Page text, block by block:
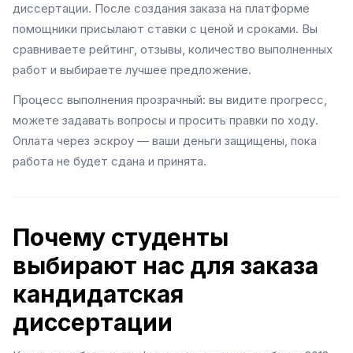
диссертации. После создания заказа на платформе
помощники присылают ставки с ценой и сроками. Вы
сравниваете рейтинг, отзывы, количество выполненных
работ и выбираете лучшее предложение.
Процесс выполнения прозрачный: вы видите прогресс,
можете задавать вопросы и просить правки по ходу.
Оплата через эскроу — ваши деньги защищены, пока
работа не будет сдана и принята.
Почему студенты
выбирают нас для заказа
кандидатская
диссертации